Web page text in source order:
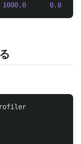
1000.0 0.0